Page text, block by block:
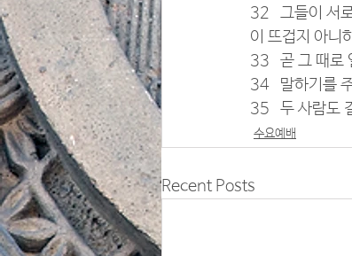
32   그들이 서
이 뜨겁지 아니
33   곧 그 때로
34   말하기를
35   두 사람도
수요예배
Recent Posts